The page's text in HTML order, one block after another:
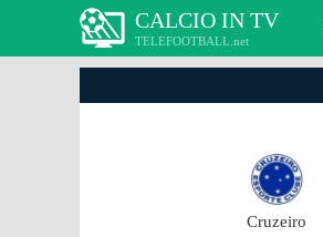
CALCIO IN TV
TELEFOOTBALL.net
Cruzeiro